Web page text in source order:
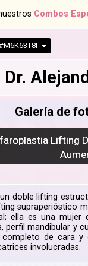
Combos
Dr.
Galería de
Lifting
doble lifting
supraperióstico
ella es una
perfil mandibular
de cara
involucradas.